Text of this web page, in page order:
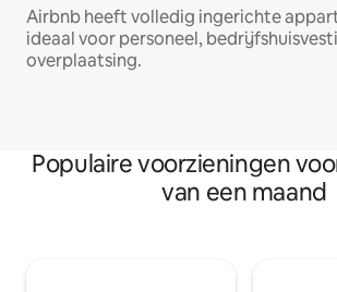
Airbnb heeft volledig ingerichte
ideaal voor personeel,
overplaatsing.
Populaire voorzieningen
van een maand